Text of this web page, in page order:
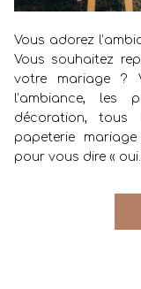
Vous adorez
Vous souhaitez
votre mariage ?
l’ambiance,
décoration,
papeterie
pour vous dire «